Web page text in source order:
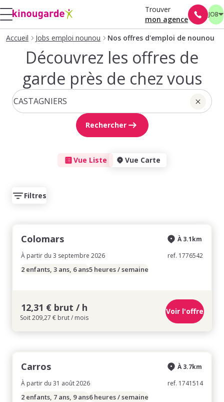
Trouver
mon agence
JOB
Accueil Jobs emploi nounou Nos offres d'emploi de nounou
Découvrez les offres de
garde près de chez vous
Rechercher
Vue Liste Vue Carte
Filtres
Colomars
À partir du 3 septembre 2026
À 3.1km
ref. 1776542
2 enfants, 3 ans, 6 ans5 heures / semaine
12,31 € brut / h
Soit 209,27 € brut / mois
Voir l'offre
Carros
À partir du 31 août 2026
À 3.7km
ref. 1741514
2 enfants, 7 ans, 9 ans6 heures / semaine